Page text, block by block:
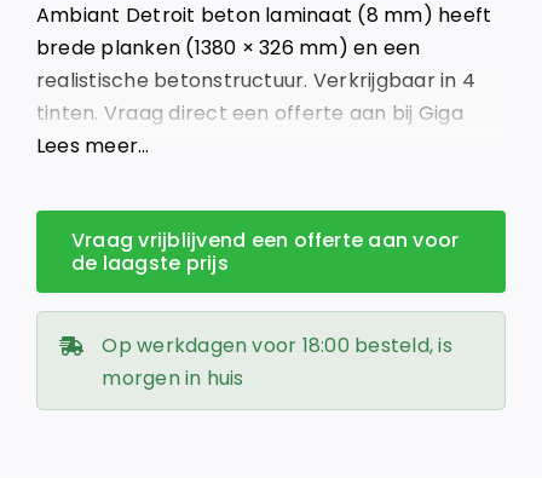
€ 19,95.
€ 17,00.
Ambiant Detroit beton laminaat (8 mm) heeft
brede planken (1380 × 326 mm) en een
realistische betonstructuur. Verkrijgbaar in 4
tinten. Vraag direct een offerte aan bij Giga
Vloeren – Groot in vloeren, klein in prijs.
Lees meer…
Vraag vrijblijvend een offerte aan voor
de laagste prijs
Op werkdagen voor 18:00 besteld, is
morgen in huis